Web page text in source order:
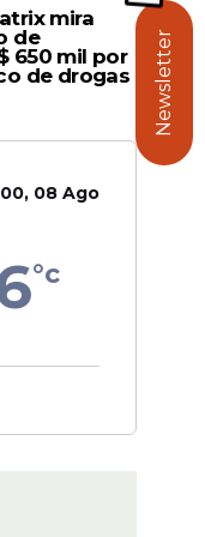
mira
de
650 mil por
de drogas
08 Ago
°c
Newsletter